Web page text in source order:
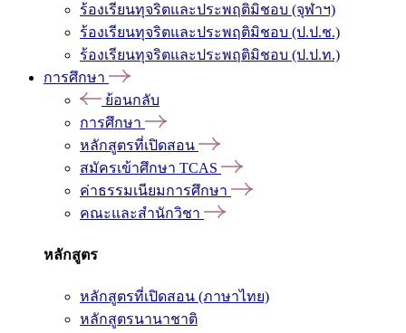
ร้องเรียนทุจริตและประพฤติมิชอบ (จุฬาฯ)
ร้องเรียนทุจริตและประพฤติมิชอบ (ป.ป.ช.)
ร้องเรียนทุจริตและประพฤติมิชอบ (ป.ป.ท.)
การศึกษา
ย้อนกลับ
การศึกษา
หลักสูตรที่เปิดสอน
สมัครเข้าศึกษา TCAS
ค่าธรรมเนียมการศึกษา
คณะและสำนักวิชา
หลักสูตร
หลักสูตรที่เปิดสอน (ภาษาไทย)
หลักสูตรนานาชาติ